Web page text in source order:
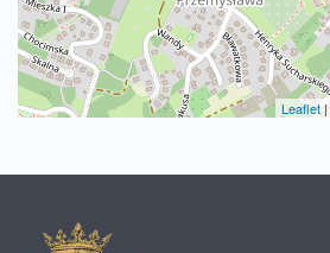
Leaflet|